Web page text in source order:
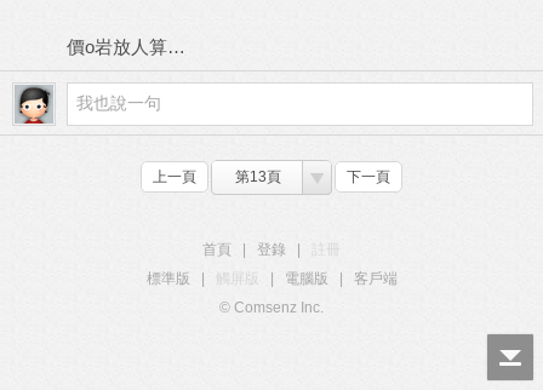
價o岩放人算…
上一頁 第13頁 下一頁
首頁 登錄
標準版
觸屏版 電腦版
客戶端
© Comsenz Inc.